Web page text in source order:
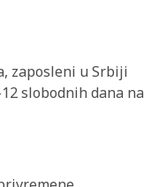
zaposleni u Srbiji
slobodnih dana na